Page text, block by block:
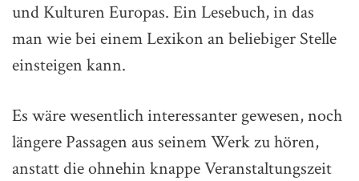
und Kulturen Europas. Ein Lesebuch, in das
man wie bei einem Lexikon an beliebiger Stelle
einsteigen kann.
Es wäre wesentlich interessanter gewesen, noch
längere Passagen aus seinem Werk zu hören,
anstatt die ohnehin knappe Veranstaltungszeit